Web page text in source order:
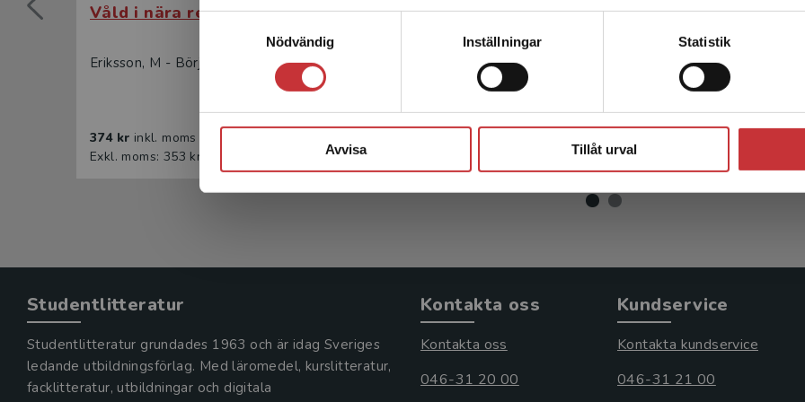
Samtyckesval
Nödvändig
Inställningar Statistik
Avvisa Tillåt urval
Våld i nära relation
Eriksson, M - Börjeson, M (red.)
374 kr inkl. moms
Exkl. moms: 353 kr
Våld i nära relation
Eriksson, M - Börjeson, M (red.)
Exkl. moms: 218 kr
Våldsutsatta kvinnor
Heimer, Gun (red.)
Exkl. moms: 225 kr
Studentlitteratur
Studentlitteratur grundades 1963 och är idag Sveriges
ledande utbildningsförlag. Med läromedel, kurslitteratur,
facklitteratur, utbildningar och digitala
Kontakta oss
Kontakta oss
046-31 20 00
Kundservice
Kontakta kundservice
046-31 21 00